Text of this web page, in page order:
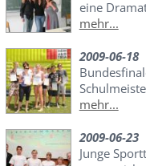
eine
mehr...
2009-06-18
mehr...
2009-06-23
Junge